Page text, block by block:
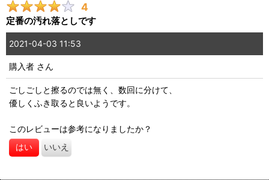
4
定番の汚れ落としです
2021-04-03 11:53
購入者 さん
ごしごしと擦るのでは無く、数回に分けて、
優しくふき取ると良いようです。
このレビューは参考になりましたか？
はい いいえ